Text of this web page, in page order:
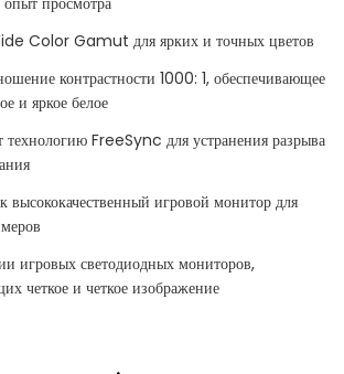
Color Gamut для ярких и точных цветов
контрастности 1000: 1, обеспечивающее
и яркое белое
технологию FreeSync для устранения разрыва
высококачественный игровой монитор для
игровых светодиодных мониторов,
четкое и четкое изображение